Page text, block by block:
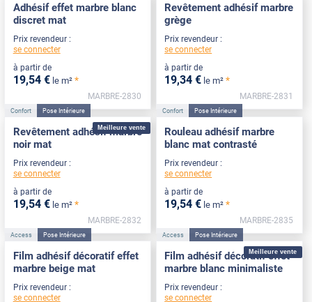
Adhésif effet marbre blanc
discret mat
Prix revendeur :
se connecter
à partir de
19,54 € le m² *
MARBRE-2830
Revêtement adhésif marbre
grège
Prix revendeur :
se connecter
à partir de
19,34 € le m² *
MARBRE-2831
Meilleure vente
Confort Pose Intérieure
Revêtement adhésif marbre
noir mat
Prix revendeur :
se connecter
à partir de
19,54 € le m² *
MARBRE-2832
Confort Pose Intérieure
Rouleau adhésif marbre
blanc mat contrasté
Prix revendeur :
se connecter
à partir de
19,54 € le m² *
MARBRE-2835
Access Pose Intérieure
Film adhésif décoratif effet
marbre beige mat
Prix revendeur :
se connecter
Meilleure vente
Access Pose Intérieure
Film adhésif décoratif effet
marbre blanc minimaliste
Prix revendeur :
se connecter